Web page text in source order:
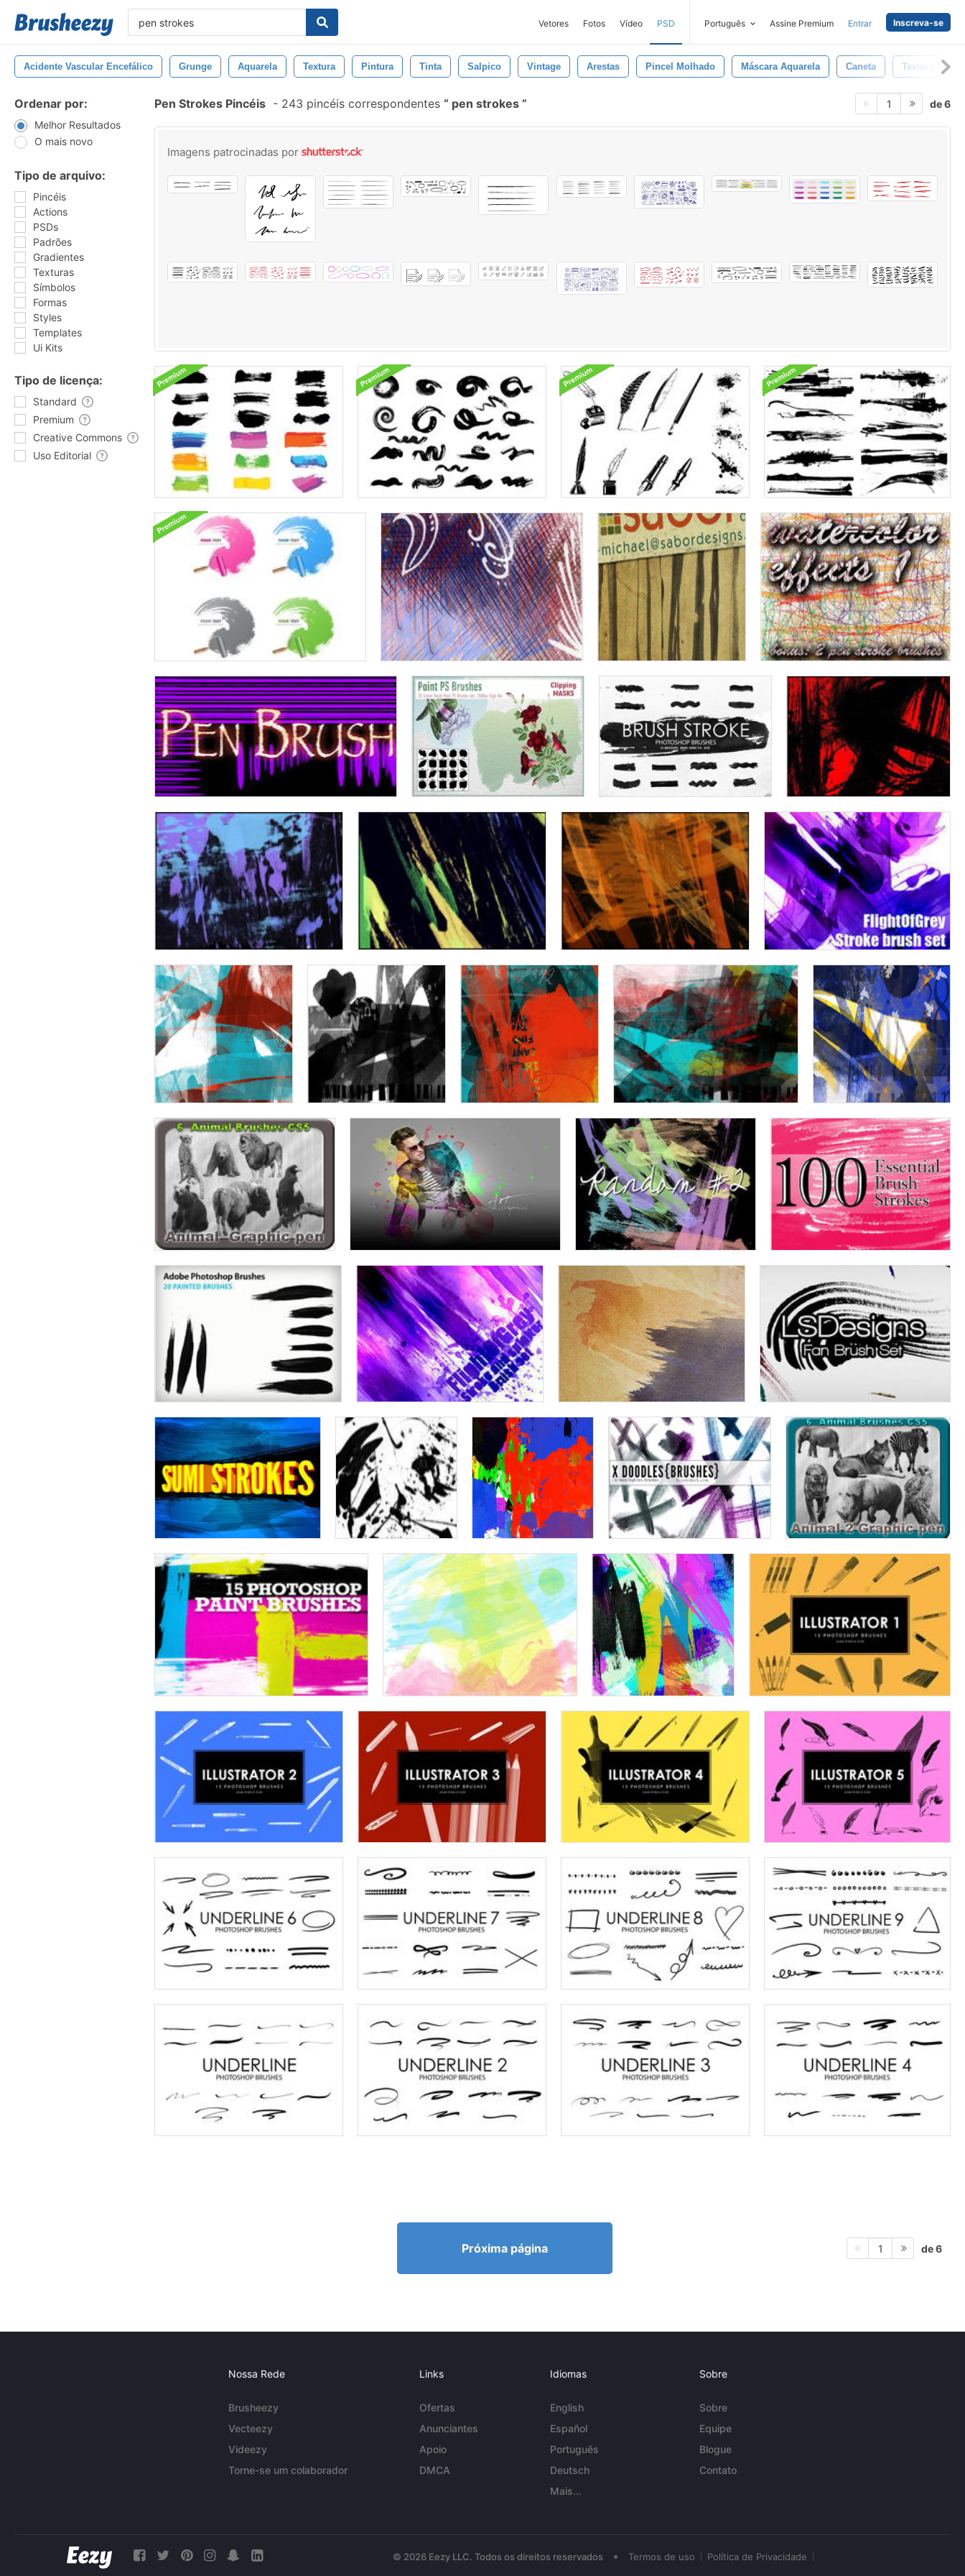
Vetores Fotos Vídeo PSD Português Assine Premium Entrar Inscreva-se
Acidente Vascular Encefálico Grunge Aquarela Textura Pintura Tinta Salpico Vintage Arestas Pincel Molhado Máscara Aquarela Caneta Textura Do
Ordenar por:
Melhor Resultados
O mais novo
Tipo de arquivo:
Pincéis
Actions
PSDs
Padrões
Gradientes
Texturas
Símbolos
Formas
Styles
Templates
Ui Kits
Tipo de licença:
Standard
Premium
Creative Commons
Uso Editorial
Pen Strokes Pincéis - 243 pincéis correspondentes pen strokes 1 de 6
Imagens patrocinadas por
Próxima página 1 de 6
Nossa Rede
Brusheezy
Vecteezy
Videezy
Torne-se um colaborador
Links
Ofertas
Anunciantes
Apoio
DMCA
Idiomas
English
Español
Português
Deutsch
Mais...
Sobre
Sobre
Equipe
Blogue
Contato
© 2026 Eezy LLC. Todos os direitos reservados • Termos de uso Política de Privacidade